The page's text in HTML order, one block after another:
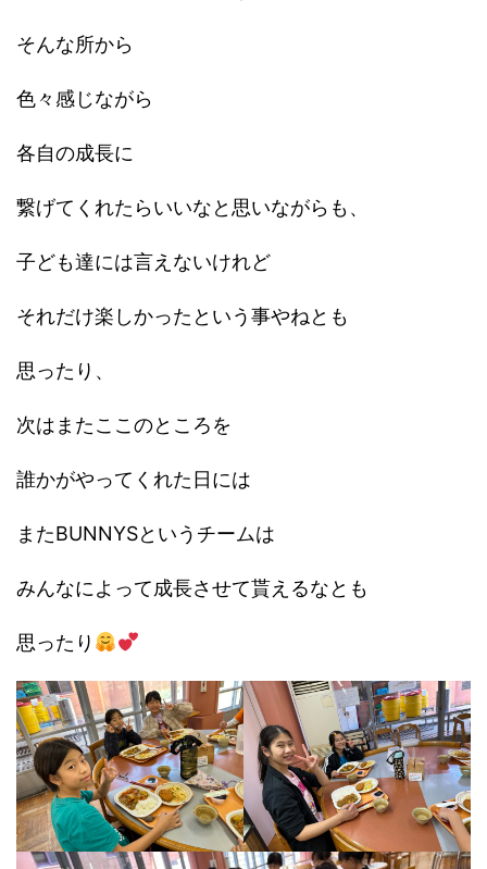
そんな所から
色々感じながら
各自の成長に
繋げてくれたらいいなと思いながらも、
子ども達には言えないけれど
それだけ楽しかったという事やねとも
思ったり、
次はまたここのところを
誰かがやってくれた日には
またBUNNYSというチームは
みんなによって成長させて貰えるなとも
思ったり